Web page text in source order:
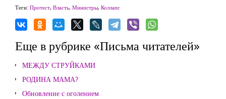
Теги: Протест, Власть, Министры, Коллапс
Еще в рубрике «Письма читателей»
МЕЖДУ СТРУЙКАМИ
РОДИНА МАМА?
Обновление с оголением